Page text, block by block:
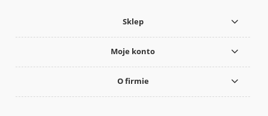
Sklep
Moje konto
O firmie